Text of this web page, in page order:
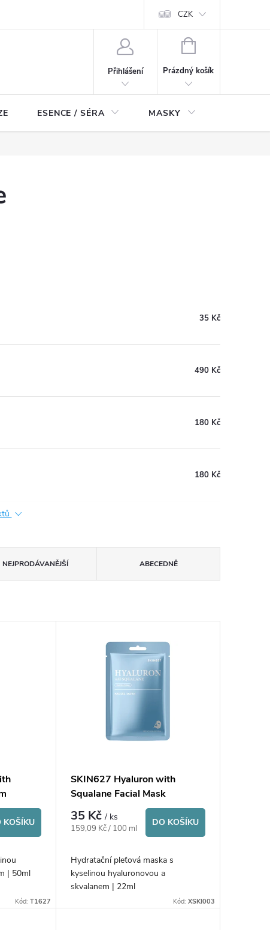
CZK
Přihlášení
NÁKUPNÍ
Prázdný košík
ESENCE / SÉRA MASKY
35 Kč
490 Kč
180 Kč
180 Kč
NEJPRODÁVANĚJŠÍ ABECEDNĚ
KOŠÍKU
| 50ml
Kód: T1627
SKIN627 Hyaluron with
Squalane Facial Mask
35 Kč/ ks
Měrná
159,09 Kč / 100 ml
DO KOŠÍKU
Hydratační pleťová maska s
kyselinou hyaluronovou a
skvalanem | 22ml
Kód: XSKI003